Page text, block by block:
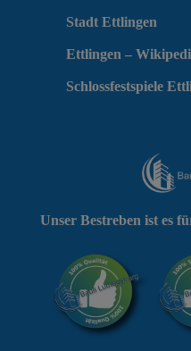
Stadt Ettlingen
Ettlingen –
Schlossfestspiele
Unser Bestreben ist es